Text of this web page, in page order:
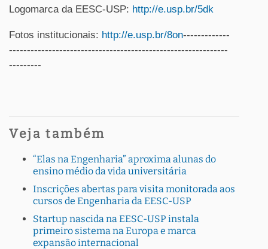
Logomarca da EESC-USP: http://e.usp.br/5dk
Fotos institucionais: http://e.usp.br/8on-------------
-------------------------------------------------------------
---------
Veja também
“Elas na Engenharia” aproxima alunas do
ensino médio da vida universitária
Inscrições abertas para visita monitorada aos
cursos de Engenharia da EESC-USP
Startup nascida na EESC-USP instala
primeiro sistema na Europa e marca
expansão internacional